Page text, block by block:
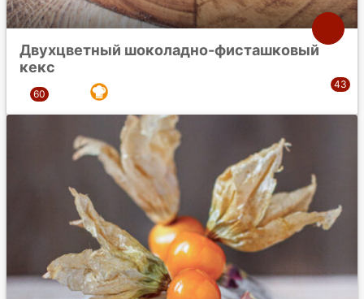
Двухцветный шоколадно-фисташковый
кекс